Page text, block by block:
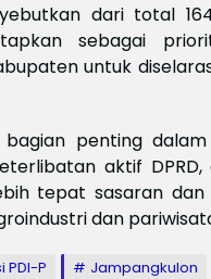
dari total
sebagai
untuk
penting
aktif
tepat sasaran
dan
PDI-P
Jampangkulon